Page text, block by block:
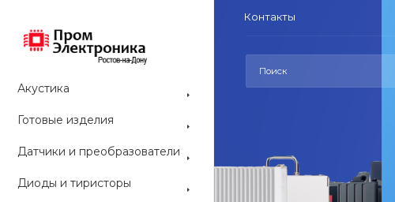
Контакты
Акустика
Готовые изделия
Датчики и преобразователи
Диоды и тиристоры